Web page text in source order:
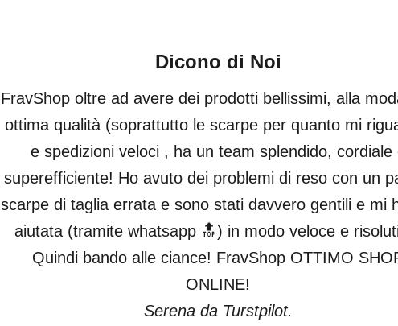
Dicono di Noi
FravShop oltre ad avere dei prodotti bellissimi, alla
ottima qualità (soprattutto le scarpe per quanto mi
e spedizioni veloci , ha un team splendido, cordiale
superefficiente! Ho avuto dei problemi di reso con un
scarpe di taglia errata e sono stati davvero gentili e mi
aiutata (tramite whatsapp 🔝) in modo veloce e
Quindi bando alle ciance! FravShop OTTIMO
ONLINE!
Serena da Turstpilot.